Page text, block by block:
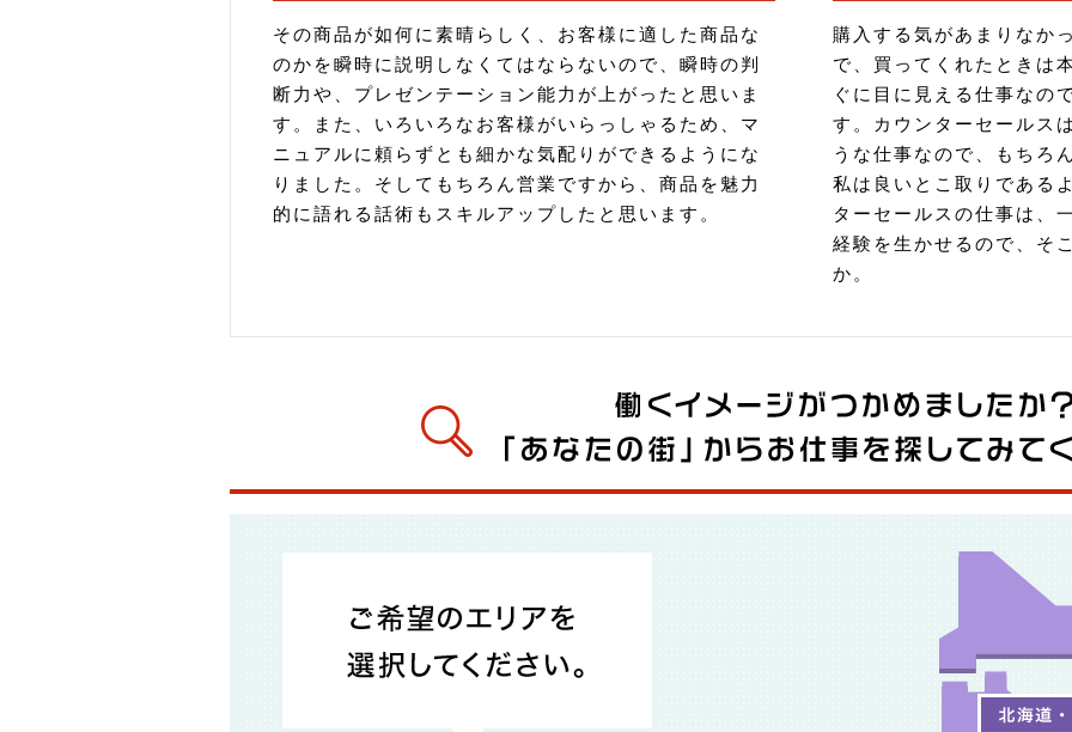
その商品が如何に素晴らしく、お客様に適した商品な
のかを瞬時に説明しなくてはならないので、瞬時の判
断力や、プレゼンテーション能力が上がったと思いま
す。また、いろいろなお客様がいらっしゃるため、マ
ニュアルに頼らずとも細かな気配りができるようにな
りました。そしてもちろん営業ですから、商品を魅力
的に語れる話術もスキルアップしたと思います。
購入する気があまりなか
で、買ってくれたときは
ぐに目に見える仕事なの
す。カウンターセールス
うな仕事なので、もちろ
私は良いとこ取りである
ターセールスの仕事は、
経験を生かせるので、そ
か。